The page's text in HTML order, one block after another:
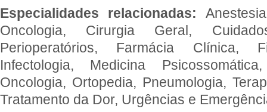
Especialidades relacionadas:
Oncologia, Cirurgia Geral,
Perioperatórios, Farmácia Clínica,
Infectologia, Medicina
Oncologia, Ortopedia, Pneumologia,
Tratamento da Dor, Urgências e